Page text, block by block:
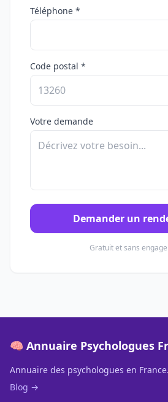
Téléphone *
Code postal *
Votre demande
Demander un
Gratuit et sans
🧠 Annuaire Psychologues
Annuaire des psychologues en France.
Blog →